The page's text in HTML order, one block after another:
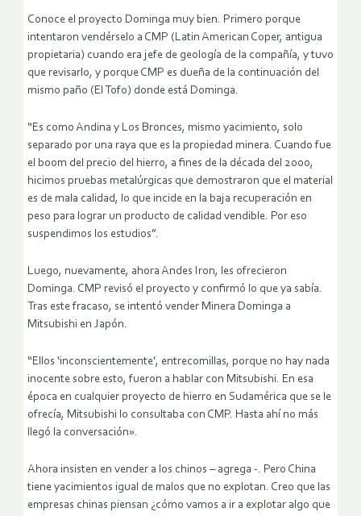
Conoce el proyecto Dominga muy bien. Primero porque
intentaron vendérselo a CMP (Latin American Coper, antigua
propietaria) cuando era jefe de geología de la compañía, y tuvo
que revisarlo, y porque CMP es dueña de la continuación del
mismo paño (El Tofo) donde está Dominga.
“Es como Andina y Los Bronces, mismo yacimiento, solo
separado por una raya que es la propiedad minera. Cuando fue
el boom del precio del hierro, a fines de la década del 2000,
hicimos pruebas metalúrgicas que demostraron que el material
es de mala calidad, lo que incide en la baja recuperación en
peso para lograr un producto de calidad vendible. Por eso
suspendimos los estudios”.
Luego, nuevamente, ahora Andes Iron, les ofrecieron
Dominga. CMP revisó el proyecto y confirmó lo que ya sabía.
Tras este fracaso, se intentó vender Minera Dominga a
Mitsubishi en Japón.
“Ellos ‘inconscientemente’, entrecomillas, porque no hay nada
inocente sobre esto, fueron a hablar con Mitsubishi. En esa
época en cualquier proyecto de hierro en Sudamérica que se le
ofrecía, Mitsubishi lo consultaba con CMP. Hasta ahí no más
llegó la conversación».
Ahora insisten en vender a los chinos – agrega -. Pero China
tiene yacimientos igual de malos que no explotan. Creo que las
empresas chinas piensan ¿cómo vamos a ir a explotar algo que